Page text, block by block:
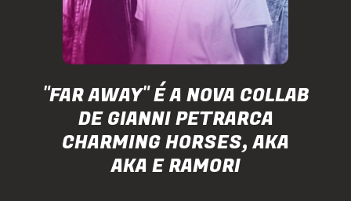
"FAR AWAY" É A NOVA COLLAB
DE GIANNI PETRARCA
CHARMING HORSES, AKA
AKA E RAMORI